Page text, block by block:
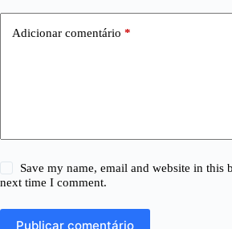
Adicionar comentário *
Save my name, email and website in this
next time I comment.
Publicar comentário